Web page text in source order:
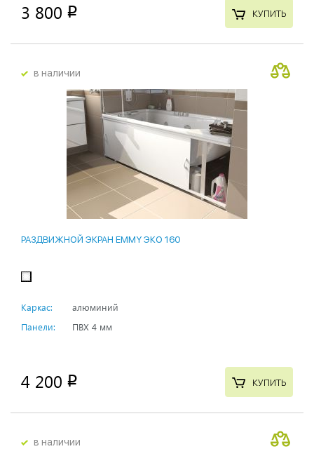
3 800 p КУПИТЬ
в наличии
РАЗДВИЖНОЙ ЭКРАН EMMY ЭКО 160
Каркас:
алюминий
Панели:
ПВХ 4 мм
4 200 p КУПИТЬ
в наличии